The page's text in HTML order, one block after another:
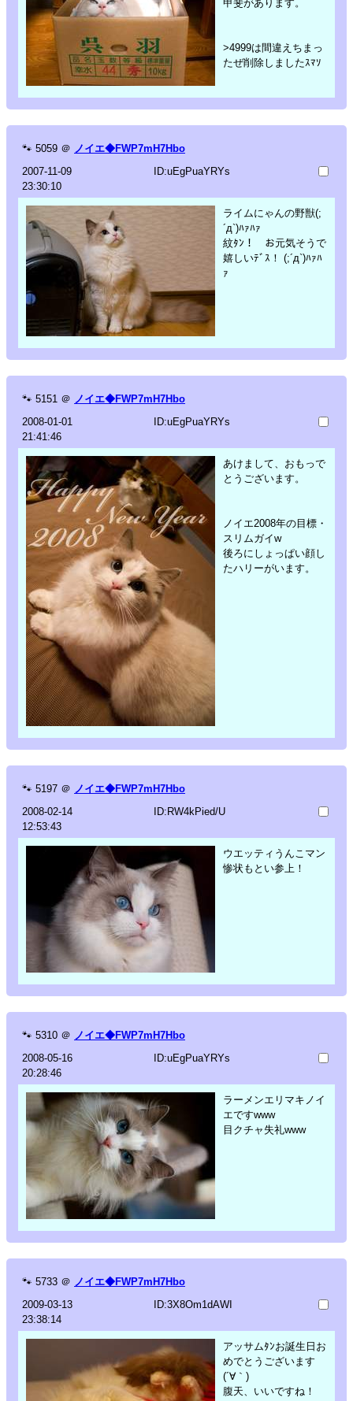
甲斐があります。
>4999は間違えちまっ
たぜ削除しましたｽﾏｿ
🐾 5059 ＠ ノイエ◆FWP7mH7Hbo
2007-11-09
23:30:10
ID:uEgPuaYRYs
ライムにゃんの野獣(;
´д`)ﾊｧﾊｧ
紋ﾀﾝ！ お元気そうで
嬉しいﾃﾞｽ！ (;´д`)ﾊｧﾊ
ｧ
🐾 5151 ＠ ノイエ◆FWP7mH7Hbo
2008-01-01
21:41:46
ID:uEgPuaYRYs
あけまして、おもっで
とうございます。
ノイエ2008年の目標・
スリムガイw
後ろにしょっぱい顔し
たハリーがいます。
🐾 5197 ＠ ノイエ◆FWP7mH7Hbo
2008-02-14
12:53:43
ID:RW4kPied/U
ウエッティうんこマン
惨状もとい参上！
🐾 5310 ＠ ノイエ◆FWP7mH7Hbo
2008-05-16
20:28:46
ID:uEgPuaYRYs
ラーメンエリマキノイ
エですwww
目クチャ失礼www
🐾 5733 ＠ ノイエ◆FWP7mH7Hbo
2009-03-13
23:38:14
ID:3X8Om1dAWI
アッサムﾀﾝお誕生日お
めでとうございます
(´∀｀)
腹天、いいですね！